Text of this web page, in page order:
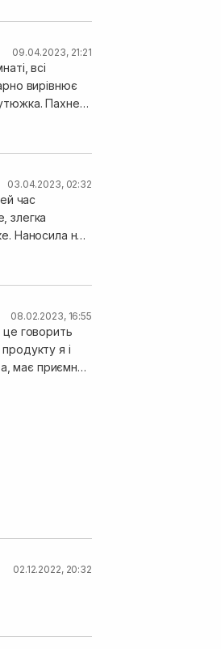
09.04.2023, 21:21
всі
вирівнює
Пахне
03.04.2023, 02:32
час
злегка
Наносила не
08.02.2023, 16:55
це говорить
я і
кінчиків.
02.12.2022, 20:32